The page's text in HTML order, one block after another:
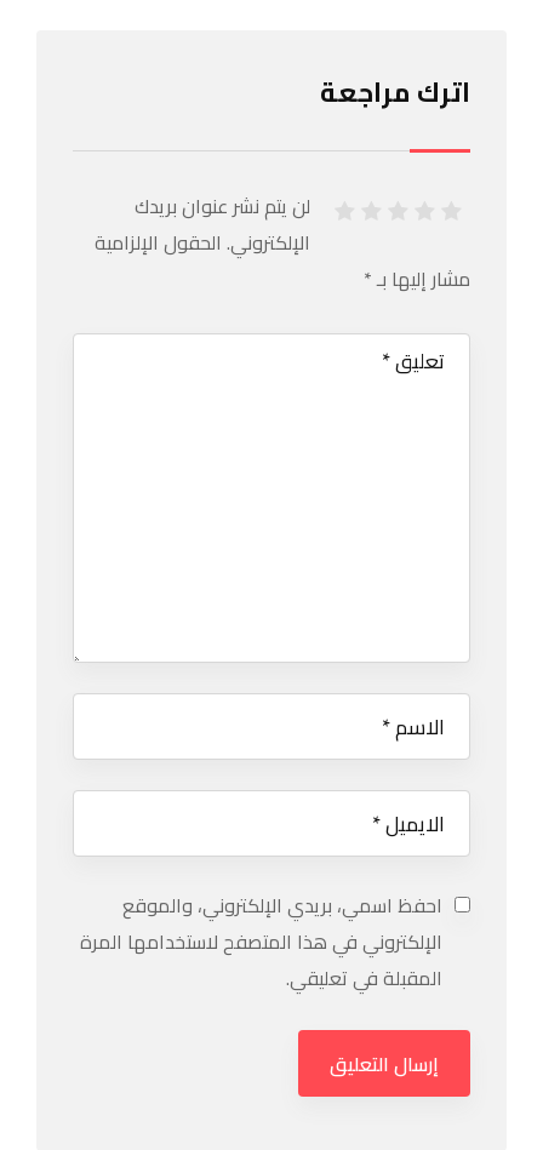
اترك مراجعة
لن يتم نشر عنوان بريدك
الإلكتروني. الحقول الإلزامية
مشار إليها بـ *
احفظ اسمي، بريدي الإلكتروني، والموقع
الإلكتروني في هذا المتصفح لاستخدامها المرة
المقبلة في تعليقي.